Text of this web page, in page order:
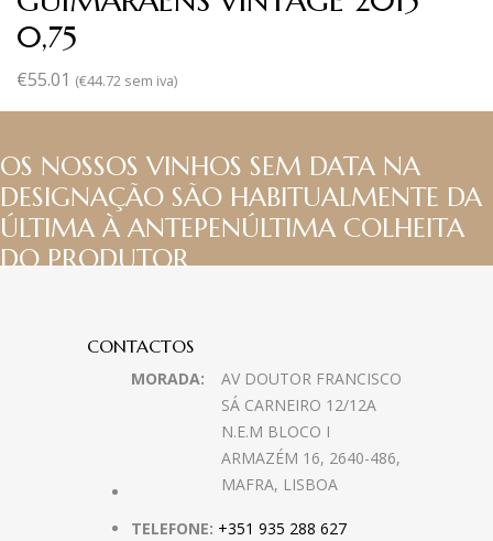
0,75
€55.01 (€44.72 sem iva)
OS NOSSOS VINHOS SEM DATA NA
DESIGNAÇÃO SÃO HABITUALMENTE DA
ÚLTIMA À ANTEPENÚLTIMA COLHEITA
DO PRODUTOR
CONTACTOS
MORADA:
AV DOUTOR FRANCISCO
SÁ CARNEIRO 12/12A
N.E.M BLOCO I
ARMAZÉM 16, 2640-486,
MAFRA, LISBOA
TELEFONE: +351 935 288 627